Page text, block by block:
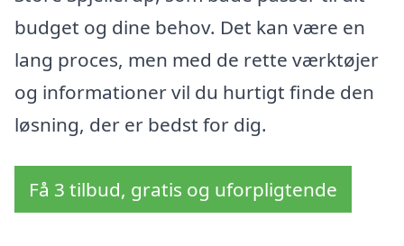
budget og dine behov. Det kan være en
lang proces, men med de rette værktøjer
og informationer vil du hurtigt finde den
løsning, der er bedst for dig.
Få 3 tilbud, gratis og uforpligtende